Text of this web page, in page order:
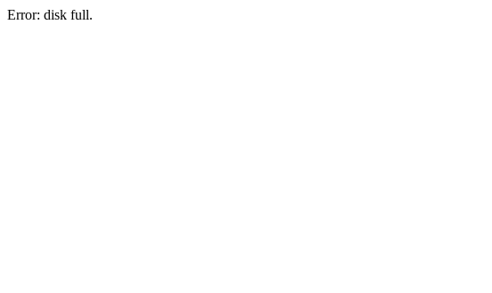
Error: disk full.